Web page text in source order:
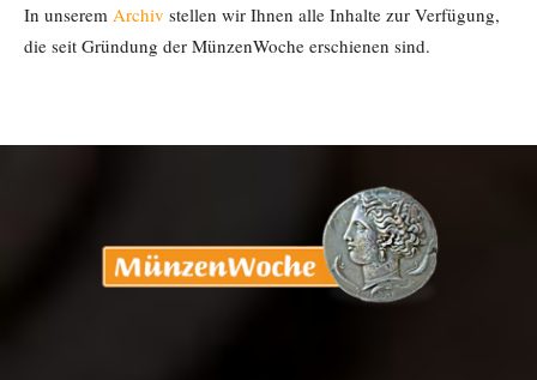
In unserem Archiv stellen wir Ihnen alle Inhalte zur Verfügung,
die seit Gründung der MünzenWoche erschienen sind.